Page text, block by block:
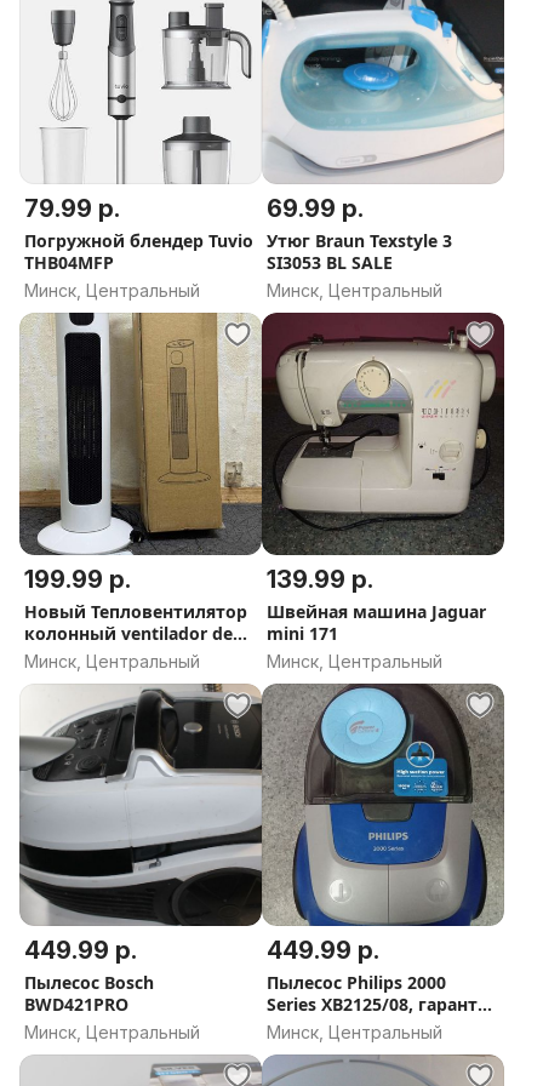
79.99 р.
Погружной блендер Tuvio
THB04MFP
Минск, Центральный
69.99 р.
Утюг Braun Texstyle 3
SI3053 BL SALE
Минск, Центральный
199.99 р.
Новый Тепловентилятор
колонный ventilador de
calefaccion rs04
Минск, Центральный
139.99 р.
Швейная машина Jaguar
mini 171
Минск, Центральный
449.99 р.
Пылесос Bosch
BWD421PRO
Минск, Центральный
449.99 р.
Пылесос Philips 2000
Series XB2125/08, гарантия
до 21.02.2026
Минск, Центральный